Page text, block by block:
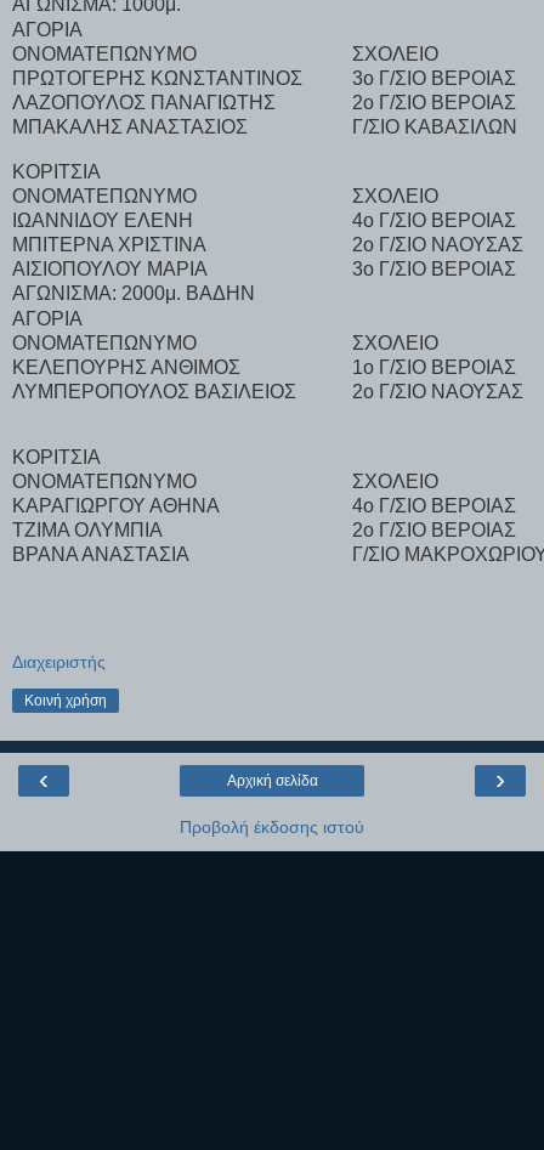
ΑΓΩΝΙΣΜΑ: 1000μ.
ΑΓΟΡΙΑ
ΟΝΟΜΑΤΕΠΩΝΥΜΟ
ΣΧΟΛΕΙΟ
ΠΡΩΤΟΓΕΡΗΣ ΚΩΝΣΤΑΝΤΙΝΟΣ
3ο Γ/ΣΙΟ ΒΕΡΟΙΑΣ
ΛΑΖΟΠΟΥΛΟΣ ΠΑΝΑΓΙΩΤΗΣ
2ο Γ/ΣΙΟ ΒΕΡΟΙΑΣ
ΜΠΑΚΑΛΗΣ ΑΝΑΣΤΑΣΙΟΣ
Γ/ΣΙΟ ΚΑΒΑΣΙΛΩΝ
ΚΟΡΙΤΣΙΑ
ΟΝΟΜΑΤΕΠΩΝΥΜΟ
ΣΧΟΛΕΙΟ
ΙΩΑΝΝΙΔΟΥ ΕΛΕΝΗ
4ο Γ/ΣΙΟ ΒΕΡΟΙΑΣ
ΜΠΙΤΕΡΝΑ ΧΡΙΣΤΙΝΑ
2ο Γ/ΣΙΟ ΝΑΟΥΣΑΣ
ΑΙΣΙΟΠΟΥΛΟΥ ΜΑΡΙΑ
3ο Γ/ΣΙΟ ΒΕΡΟΙΑΣ
ΑΓΩΝΙΣΜΑ: 2000μ. ΒΑΔΗΝ
ΑΓΟΡΙΑ
ΟΝΟΜΑΤΕΠΩΝΥΜΟ
ΣΧΟΛΕΙΟ
ΚΕΛΕΠΟΥΡΗΣ ΑΝΘΙΜΟΣ
1ο Γ/ΣΙΟ ΒΕΡΟΙΑΣ
ΛΥΜΠΕΡΟΠΟΥΛΟΣ ΒΑΣΙΛΕΙΟΣ
2ο Γ/ΣΙΟ ΝΑΟΥΣΑΣ
ΚΟΡΙΤΣΙΑ
ΟΝΟΜΑΤΕΠΩΝΥΜΟ
ΣΧΟΛΕΙΟ
ΚΑΡΑΓΙΩΡΓΟΥ ΑΘΗΝΑ
4ο Γ/ΣΙΟ ΒΕΡΟΙΑΣ
ΤΖΙΜΑ ΟΛΥΜΠΙΑ
2ο Γ/ΣΙΟ ΒΕΡΟΙΑΣ
ΒΡΑΝΑ ΑΝΑΣΤΑΣΙΑ
Γ/ΣΙΟ
Διαχειριστής
Κοινή χρήση
‹ ›
Αρχική σελίδα
Προβολή έκδοσης ιστού